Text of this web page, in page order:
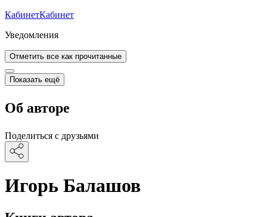
КабинетКабинет
Уведомления
Отметить все как прочитанные
Показать ещё
Об авторе
Поделиться с друзьями
Игорь Балашов